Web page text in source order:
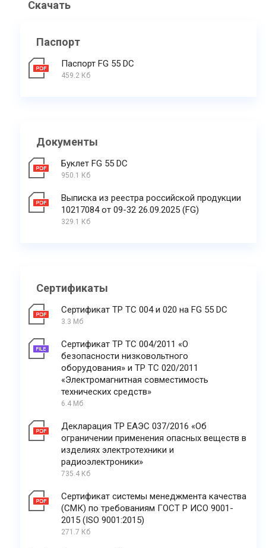
Скачать
Паспорт
Паспорт FG 55 DC
459.2 Кб
Документы
Буклет FG 55 DC
950.1 Кб
Выписка из реестра российской продукции
10217084 от 09-32 26.09.2025 (FG)
329.1 Кб
Сертификаты
Сертификат ТР ТС 004 и 020 на FG 55 DC
3.3 Мб
Сертификат ТР ТС 004/2011 «О
безопасности низковольтного
оборудования» и ТР ТС 020/2011
«Электромагнитная совместимость
технических средств»
6.4 Мб
Декларация ТР ЕАЭС 037/2016 «Об
ограничении применения опасных веществ в
изделиях электротехники и
радиоэлектроники»
735.4 Кб
Сертификат системы менеджмента качества
(СМК) по требованиям ГОСТ Р ИСО 9001-
2015 (ISO 9001:2015)
271.7 Кб